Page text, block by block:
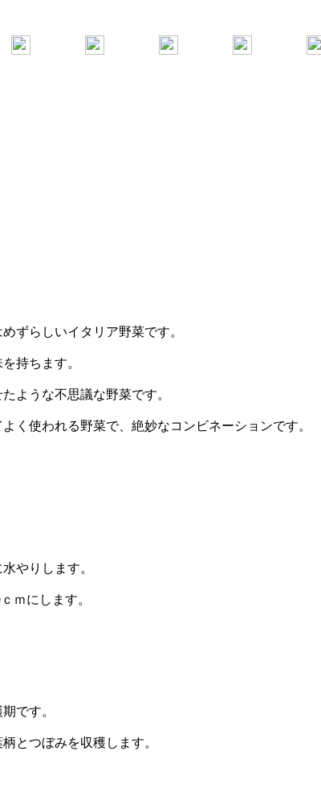
ずらしいイタリア野菜です。
持ちます。
ような不思議な野菜です。
く使われる野菜で、絶妙なコンビネーションです。
やりします。
ｍにします。
です。
とつぼみを収穫します。